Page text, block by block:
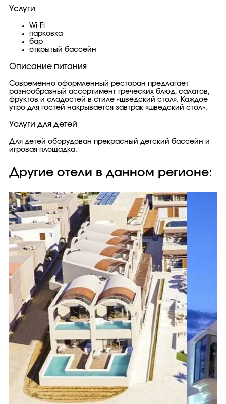
Услуги
Wi-Fi
парковка
бар
открытый бассейн
Описание питания
Современно оформленный ресторан предлагает
разнообразный ассортимент греческих блюд, салатов,
фруктов и сладостей в стиле «шведский стол». Каждое
утро для гостей накрывается завтрак «шведский стол».
Услуги для детей
Для детей оборудован прекрасный детский бассейн и
игровая площадка.
Другие отели в данном регионе: